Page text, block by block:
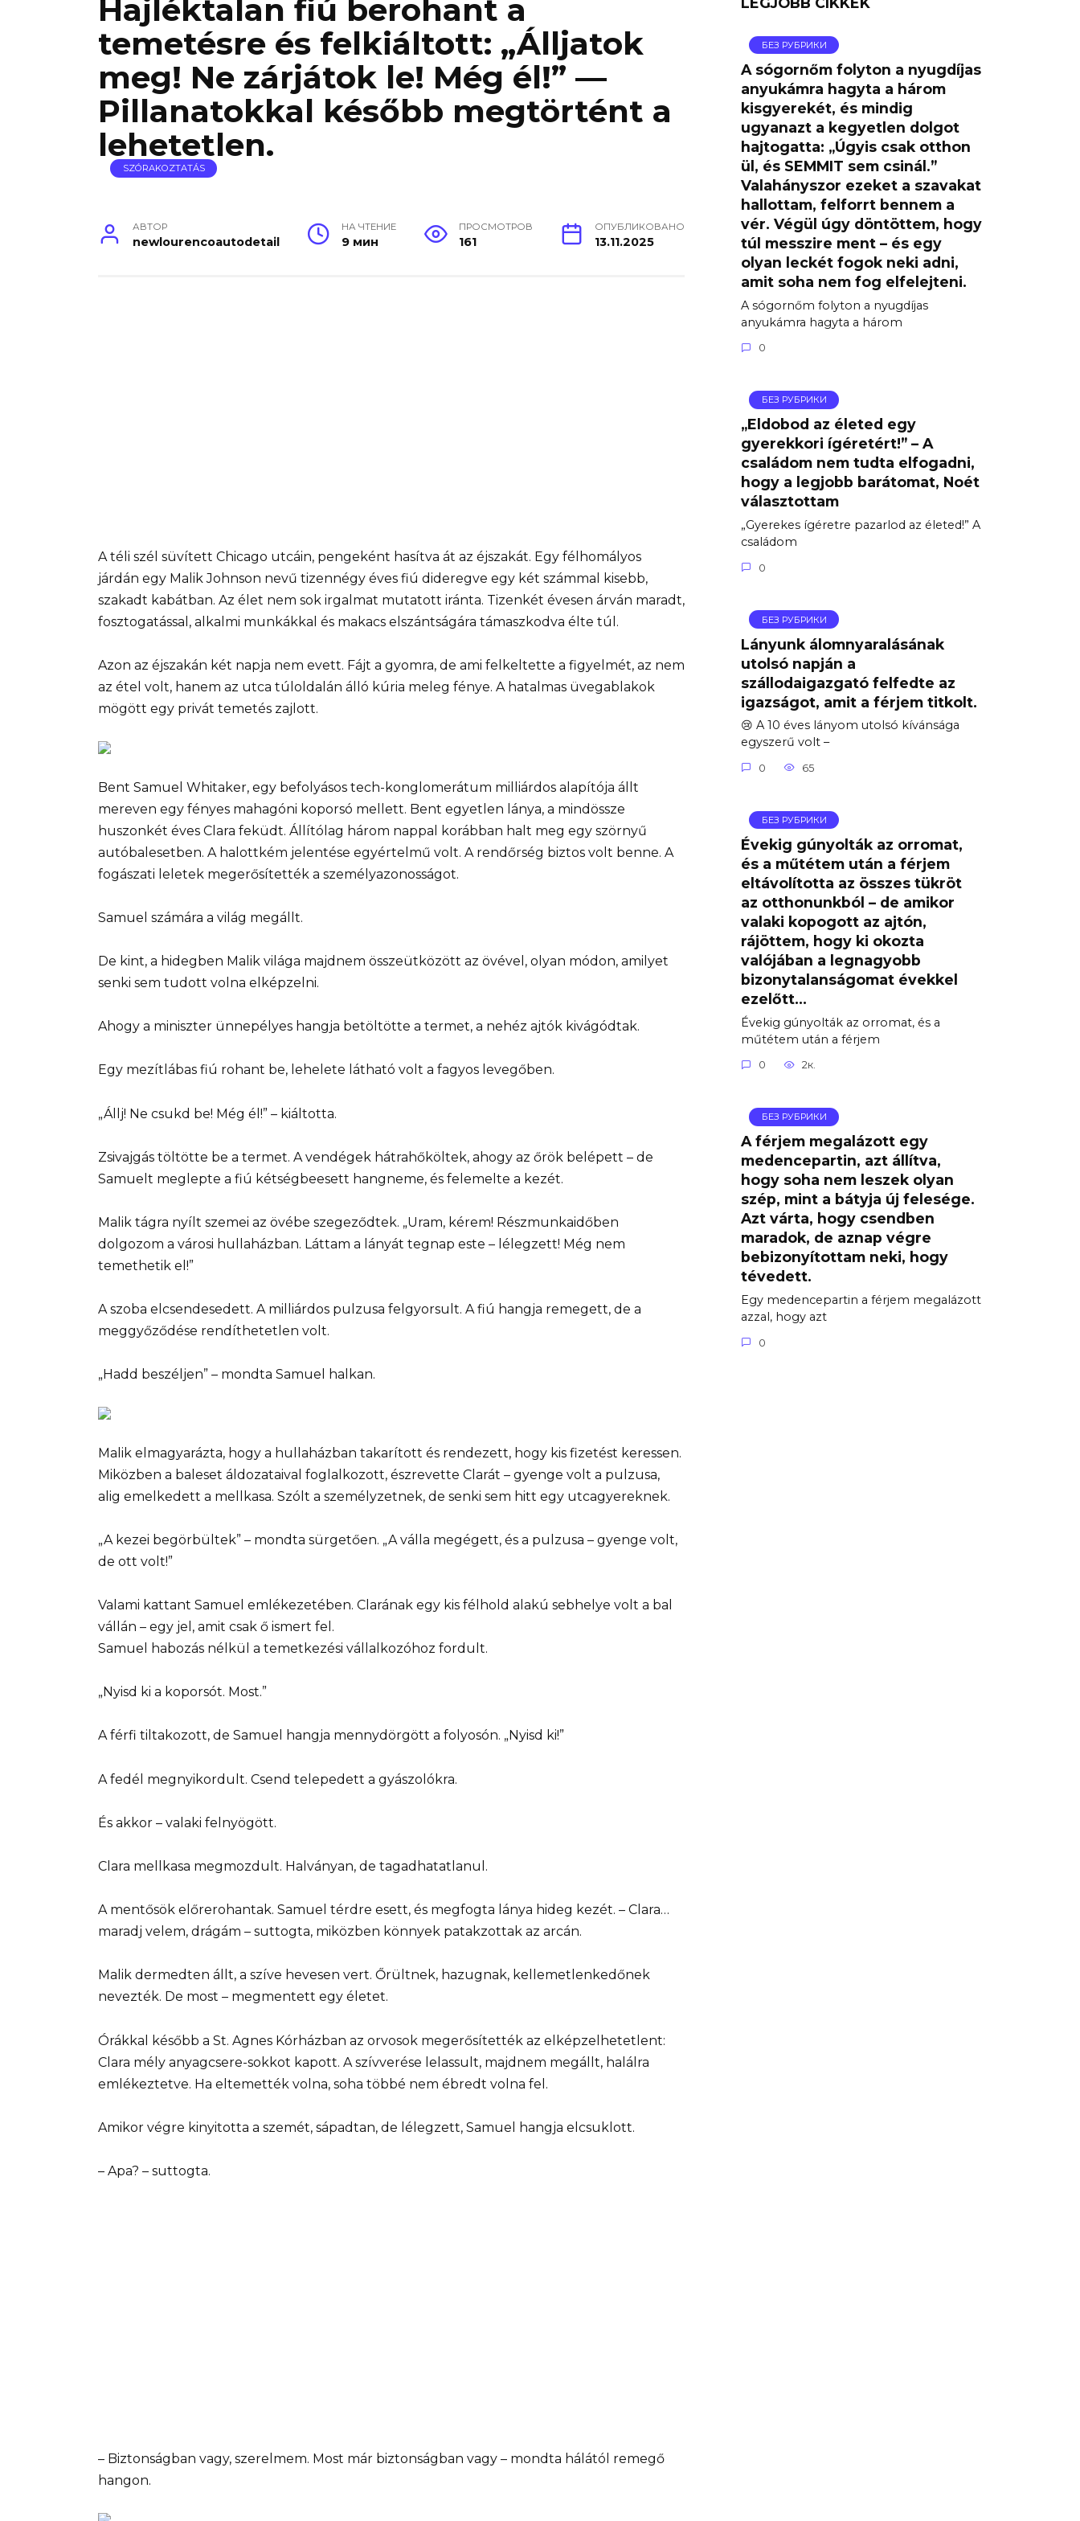
Hajléktalan fiú berohant a
temetésre és felkiáltott: „Álljatok
meg! Ne zárjátok le! Még él!” —
Pillanatokkal később megtörtént a
lehetetlen.
SZÓRAKOZTATÁS
АВТОР
newlourencoautodetail
НА ЧТЕНИЕ
9 мин
ПРОСМОТРОВ
161
ОПУБЛИКОВАНО
13.11.2025
A téli szél süvített Chicago utcáin, pengeként hasítva át az éjszakát. Egy félhomályos
járdán egy Malik Johnson nevű tizennégy éves fiú dideregve egy két számmal kisebb,
szakadt kabátban. Az élet nem sok irgalmat mutatott iránta. Tizenkét évesen árván maradt,
fosztogatással, alkalmi munkákkal és makacs elszántságára támaszkodva élte túl.
Azon az éjszakán két napja nem evett. Fájt a gyomra, de ami felkeltette a figyelmét, az nem
az étel volt, hanem az utca túloldalán álló kúria meleg fénye. A hatalmas üvegablakok
mögött egy privát temetés zajlott.
Bent Samuel Whitaker, egy befolyásos tech-konglomerátum milliárdos alapítója állt
mereven egy fényes mahagóni koporsó mellett. Bent egyetlen lánya, a mindössze
huszonkét éves Clara feküdt. Állítólag három nappal korábban halt meg egy szörnyű
autóbalesetben. A halottkém jelentése egyértelmű volt. A rendőrség biztos volt benne. A
fogászati ​​leletek megerősítették a személyazonosságot.
Samuel számára a világ megállt.
De kint, a hidegben Malik világa majdnem összeütközött az övével, olyan módon, amilyet
senki sem tudott volna elképzelni.
Ahogy a miniszter ünnepélyes hangja betöltötte a termet, a nehéz ajtók kivágódtak.
Egy mezítlábas fiú rohant be, lehelete látható volt a fagyos levegőben.
„Állj! Ne csukd be! Még él!” – kiáltotta.
Zsivajgás töltötte be a termet. A vendégek hátrahőköltek, ahogy az őrök belépett – de
Samuelt meglepte a fiú kétségbeesett hangneme, és felemelte a kezét.
Malik tágra nyílt szemei ​​az övébe szegeződtek. „Uram, kérem! Részmunkaidőben
dolgozom a városi hullaházban. Láttam a lányát tegnap este – lélegzett! Még nem
temethetik el!”
A szoba elcsendesedett. A milliárdos pulzusa felgyorsult. A fiú hangja remegett, de a
meggyőződése rendíthetetlen volt.
„Hadd beszéljen” – mondta Samuel halkan.
Malik elmagyarázta, hogy a hullaházban takarított és rendezett, hogy kis fizetést keressen.
Miközben a baleset áldozataival foglalkozott, észrevette Clarát – gyenge volt a pulzusa,
alig emelkedett a mellkasa. Szólt a személyzetnek, de senki sem hitt egy utcagyereknek.
„A kezei begörbültek” – mondta sürgetően. „A válla megégett, és a pulzusa – gyenge volt,
de ott volt!”
Valami kattant Samuel emlékezetében. Clarának egy kis félhold alakú sebhelye volt a bal
vállán – egy jel, amit csak ő ismert fel.
Samuel habozás nélkül a temetkezési vállalkozóhoz fordult.
„Nyisd ki a koporsót. Most.”
A férfi tiltakozott, de Samuel hangja mennydörgött a folyosón. „Nyisd ki!”
A fedél megnyikordult. Csend telepedett a gyászolókra.
És akkor – valaki felnyögött.
Clara mellkasa megmozdult. Halványan, de tagadhatatlanul.
A mentősök előrerohantak. Samuel térdre esett, és megfogta lánya hideg kezét. – Clara…
maradj velem, drágám – suttogta, miközben könnyek patakzottak az arcán.
Malik dermedten állt, a szíve hevesen vert. Őrültnek, hazugnak, kellemetlenkedőnek
nevezték. De most – megmentett egy életet.
Órákkal később a St. Agnes Kórházban az orvosok megerősítették az elképzelhetetlent:
Clara mély anyagcsere-sokkot kapott. A szívverése lelassult, majdnem megállt, halálra
emlékeztetve. Ha eltemették volna, soha többé nem ébredt volna fel.
Amikor végre kinyitotta a szemét, sápadtan, de lélegzett, Samuel hangja elcsuklott.
– Apa? – suttogta.
– Biztonságban vagy, szerelmem. Most már biztonságban vagy – mondta hálától remegő
hangon.
БЕЗ РУБРИКИ
A sógornőm folyton a nyugdíjas
anyukámra hagyta a három
kisgyerekét, és mindig
ugyanazt a kegyetlen dolgot
hajtogatta: „Úgyis csak otthon
ül, és SEMMIT sem csinál.”
Valahányszor ezeket a szavakat
hallottam, felforrt bennem a
vér. Végül úgy döntöttem, hogy
túl messzire ment – ​​és egy
olyan leckét fogok neki adni,
amit soha nem fog elfelejteni.
A sógornőm folyton a nyugdíjas
anyukámra hagyta a három
0
БЕЗ РУБРИКИ
„Eldobod az életed egy
gyerekkori ígéretért!” – A
családom nem tudta elfogadni,
hogy a legjobb barátomat, Noét
választottam
„Gyerekes ígéretre pazarlod az életed!” A
családom
0
БЕЗ РУБРИКИ
Lányunk álomnyaralásának
utolsó napján a
szállodaigazgató felfedte az
igazságot, amit a férjem titkolt.
😢 A 10 éves lányom utolsó kívánsága
egyszerű volt –
0 65
БЕЗ РУБРИКИ
Évekig gúnyolták az orromat,
és a műtétem után a férjem
eltávolította az összes tükröt
az otthonunkból – de amikor
valaki kopogott az ajtón,
rájöttem, hogy ki okozta
valójában a legnagyobb
bizonytalanságomat évekkel
ezelőtt…
Évekig gúnyolták az orromat, és a
műtétem után a férjem
0 2к.
БЕЗ РУБРИКИ
A férjem megalázott egy
medencepartin, azt állítva,
hogy soha nem leszek olyan
szép, mint a bátyja új felesége.
Azt várta, hogy csendben
maradok, de aznap végre
bebizonyítottam neki, hogy
tévedett.
Egy medencepartin a férjem megalázott
azzal, hogy azt
0